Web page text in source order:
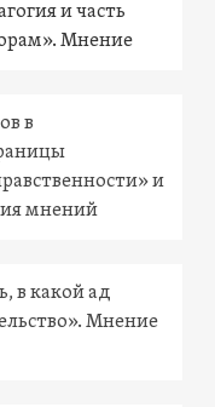
и часть
Мнение
в
и
мнений
в какой ад
Мнение